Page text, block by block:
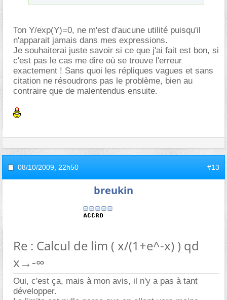
Ton Y/exp(Y)=0, ne m'est d'aucune utilité puisqu'il
n'apparait jamais dans mes expressions.
Je souhaiterai juste savoir si ce que j'ai fait est bon, si
c'est pas le cas me dire où se trouve l'erreur
exactement ! Sans quoi les répliques vagues et sans
citation ne résoudrons pas le problème, bien au
contraire que de malentendus ensuite.
08/10/2009, 22h50 #13
breukin
Re : Calcul de lim ( x/(1+e^-x) ) qd
x→-∞
Oui, c'est ça, mais à mon avis, il n'y a pas à tant
développer.